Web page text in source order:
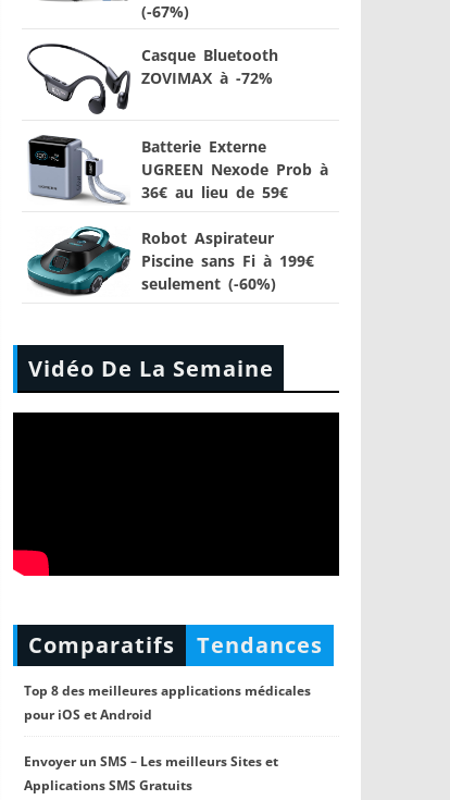
(-67%)
Casque Bluetooth
ZOVIMAX à -72%
Batterie Externe
UGREEN Nexode Prob à
36€ au lieu de 59€
Robot Aspirateur
Piscine sans Fi à 199€
seulement (-60%)
Vidéo De La Semaine
Comparatifs Tendances
Top 8 des meilleures applications médicales
pour iOS et Android
Envoyer un SMS – Les meilleurs Sites et
Applications SMS Gratuits